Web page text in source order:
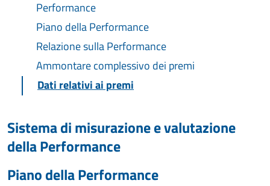
Performance
Piano della Performance
Relazione sulla Performance
Ammontare complessivo dei premi
Dati relativi ai premi
Sistema di misurazione e valutazione
della Performance
Piano della Performance